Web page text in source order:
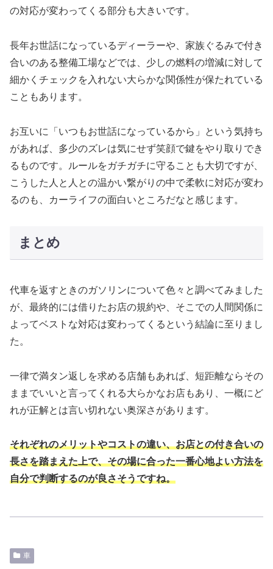
の対応が変わってくる部分も大きいです。
長年お世話になっているディーラーや、家族ぐるみで付き
合いのある整備工場などでは、少しの燃料の増減に対して
細かくチェックを入れない大らかな関係性が保たれている
こともあります。
お互いに「いつもお世話になっているから」という気持ち
があれば、多少のズレは気にせず笑顔で鍵をやり取りでき
るものです。ルールをガチガチに守ることも大切ですが、
こうした人と人との温かい繋がりの中で柔軟に対応が変わ
るのも、カーライフの面白いところだなと感じます。
まとめ
代車を返すときのガソリンについて色々と調べてみました
が、最終的には借りたお店の規約や、そこでの人間関係に
よってベストな対応は変わってくるという結論に至りまし
た。
一律で満タン返しを求める店舗もあれば、短距離ならその
ままでいいと言ってくれる大らかなお店もあり、一概にど
れが正解とは言い切れない奥深さがあります。
それぞれのメリットやコストの違い、お店との付き合いの
長さを踏まえた上で、その場に合った一番心地よい方法を
自分で判断するのが良さそうですね。
車